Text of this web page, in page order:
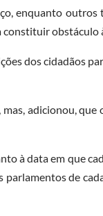
enquanto
constituir
dos cidadãos
adicionou,
à data em que
de